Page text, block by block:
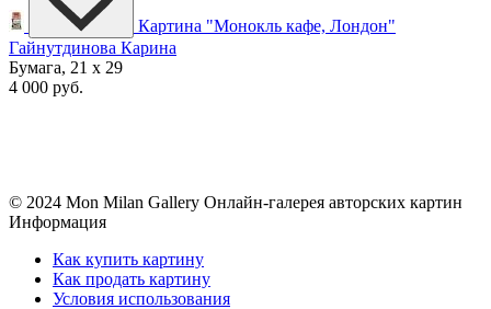
Картина "Монокль кафе, Лондон"
Гайнутдинова Карина
Бумага, 21 x 29
4 000 руб.
© 2024 Mon Milan Gallery Онлайн-галерея авторских картин
Информация
Как купить картину
Как продать картину
Условия использования